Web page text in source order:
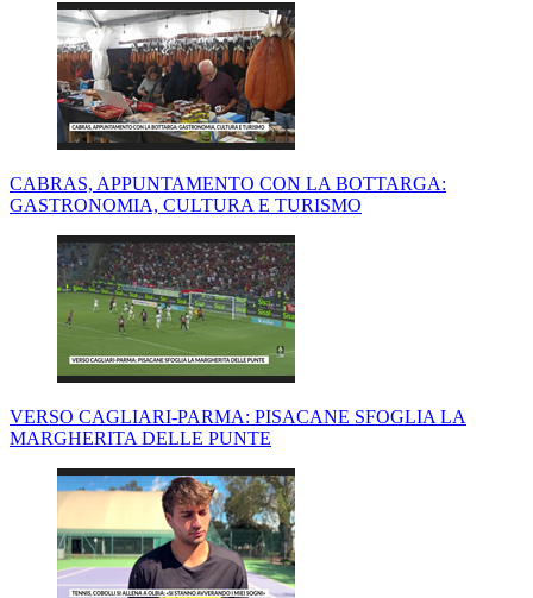
CABRAS, APPUNTAMENTO CON LA BOTTARGA:
GASTRONOMIA, CULTURA E TURISMO
VERSO CAGLIARI-PARMA: PISACANE SFOGLIA LA
MARGHERITA DELLE PUNTE